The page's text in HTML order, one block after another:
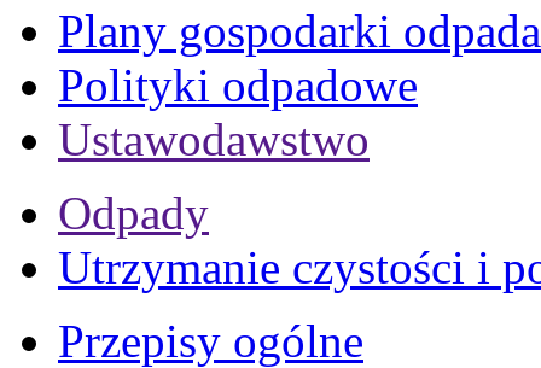
Plany gospodarki
Polityki odpadowe
Ustawodawstwo
Odpady
Utrzymanie czystości i
Przepisy ogólne